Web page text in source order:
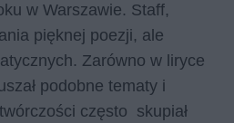
w Warszawie. Staff,
pięknej poezji, ale
Zarówno w liryce
podobne tematy i
często skupiał